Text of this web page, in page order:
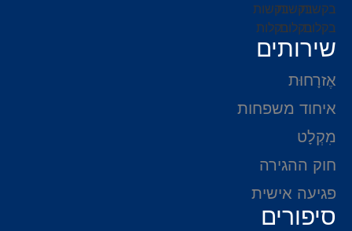
שירותים
אֶזרָחוּת
איחוד משפחות
מִקְלָט
חוק ההגירה
פגיעה אישית
סיפורים